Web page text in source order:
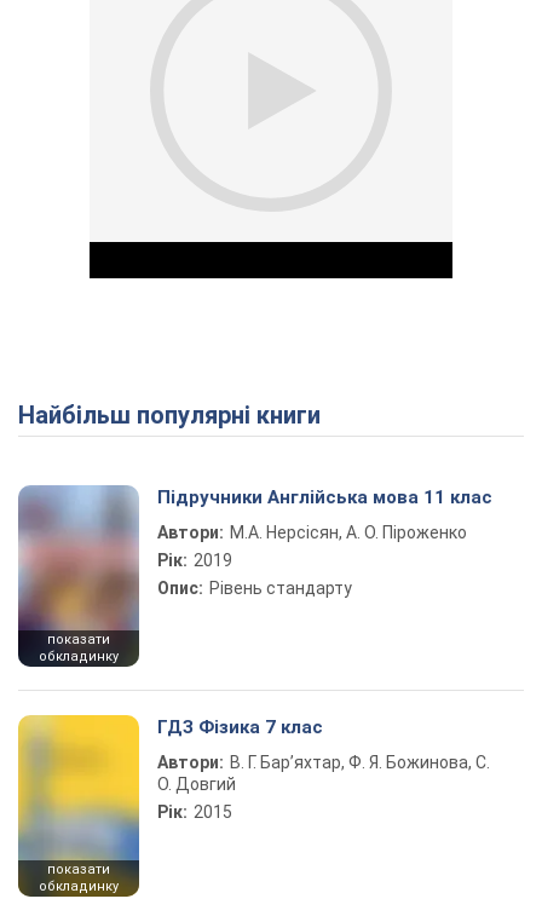
Play Video
Найбільш популярні книги
показати
обкладинку
Підручники Англійська мова 11 клас
Автори: М.А. Нерсісян, А. О. Піроженко
Рік: 2019
Опис: Рівень стандарту
показати
обкладинку
ГДЗ Фізика 7 клас
Автори: В. Г. Бар’яхтар, Ф. Я. Божинова, С.
О. Довгий
Рік: 2015